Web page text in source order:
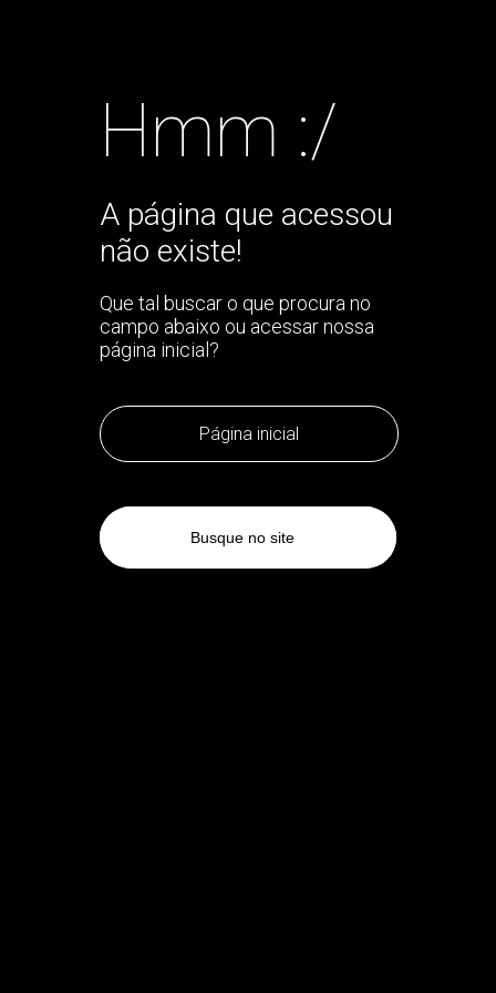
Hmm :/
A página que acessou
não existe!
Que tal buscar o que procura no
campo abaixo ou acessar nossa
página inicial?
Página inicial